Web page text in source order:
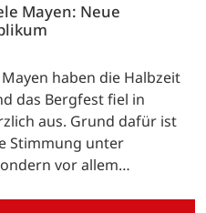
Mayen: Neue
haben die Halbzeit
das Bergfest fiel in
aus. Grund dafür ist
Stimmung unter
vor allem…